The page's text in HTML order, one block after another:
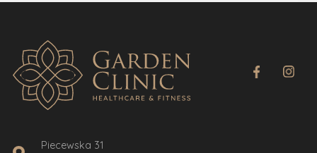
Piecewska 31